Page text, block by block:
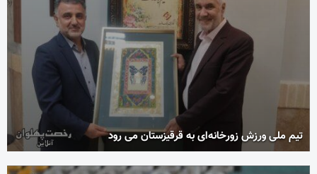
تیم ملی ورزش زورخانه‌ای به قرقیزستان می رود